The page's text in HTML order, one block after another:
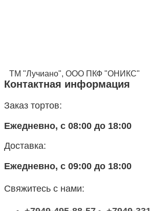
ТМ "Лучиано", ООО ПКФ "ОНИКС"
Контактная информация
Заказ тортов:
Ежедневно, с 08:00 до 18:00
Доставка:
Ежедневно, с 09:00 до 18:00
Свяжитесь с нами: